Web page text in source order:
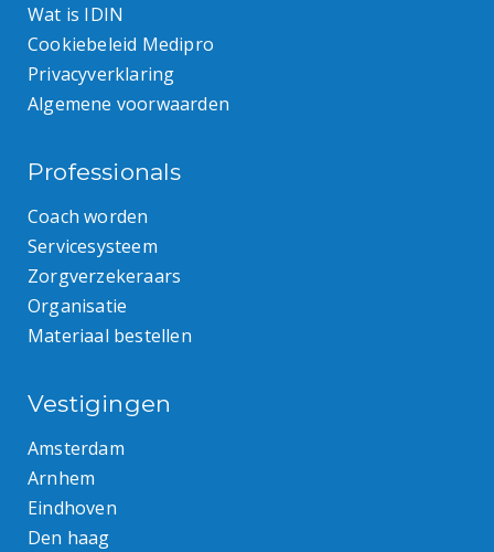
Wat is IDIN
Cookiebeleid Medipro
Privacyverklaring
Algemene voorwaarden
Professionals
Coach worden
Servicesysteem
Zorgverzekeraars
Organisatie
Materiaal bestellen
Vestigingen
Amsterdam
Arnhem
Eindhoven
Den haag